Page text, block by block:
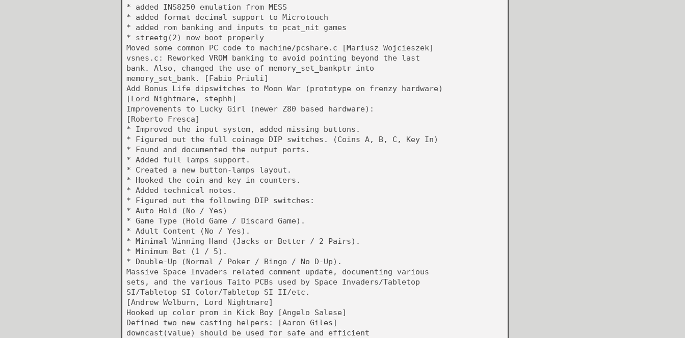
* added INS8250 emulation from MESS
* added format decimal support to Microtouch
* added rom banking and inputs to pcat_nit games
* streetg(2) now boot properly
Moved some common PC code to machine/pcshare.c [Mariusz Wojcieszek]
vsnes.c: Reworked VROM banking to avoid pointing beyond the last
bank. Also, changed the use of memory_set_bankptr into
memory_set_bank. [Fabio Priuli]
Add Bonus Life dipswitches to Moon War (prototype on frenzy hardware)
[Lord Nightmare, stephh]
Improvements to Lucky Girl (newer Z80 based hardware):
[Roberto Fresca]
* Improved the input system, added missing buttons.
* Figured out the full coinage DIP switches. (Coins A, B, C, Key In)
* Found and documented the output ports.
* Added full lamps support.
* Created a new button-lamps layout.
* Hooked the coin and key in counters.
* Added technical notes.
* Figured out the following DIP switches:
* Auto Hold (No / Yes)
* Game Type (Hold Game / Discard Game).
* Adult Content (No / Yes).
* Minimal Winning Hand (Jacks or Better / 2 Pairs).
* Minimum Bet (1 / 5).
* Double-Up (Normal / Poker / Bingo / No D-Up).
Massive Space Invaders related comment update, documenting various
sets, and the various Taito PCBs used by Space Invaders/Tabletop
SI/Tabletop SI Color/Tabletop SI II/etc.
[Andrew Welburn, Lord Nightmare]
Hooked up color prom in Kick Boy [Angelo Salese]
Defined two new casting helpers: [Aaron Giles]
downcast(value) should be used for safe and efficient